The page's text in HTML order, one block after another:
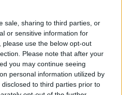
sale, sharing to third parties, or
or sensitive information for
use the below opt-out
Please note that after your
you may continue seeing
personal information utilized by
to third parties prior to
miercuri dimineață, în
de dublu ale turneului
după ce au trecut de